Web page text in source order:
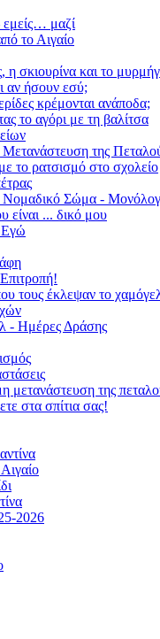
μαζί
το Αιγαίο
η σκιουρίνα και το
αν ήσουν εσύ;
κρέμονται ανάποδα;
το αγόρι με τη βαλίτσα
της
το ρατσισμό στο σχολείο
Νομαδικό Σώμα -
είναι ... δικό μου
Εγώ
τους έκλεψαν το
- Ημέρες Δράσης
μετανάστευση της
στα σπίτια σας!
2026